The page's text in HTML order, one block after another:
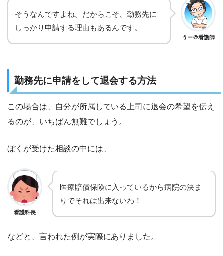
うー＠看護師
そうなんですよね。だからこそ、勤務先に
しっかり申請する理由もあるんです。
勤務先に申請をして退会する方法
この場合は、自分が所属している上司に退会の希望を伝え
るのが、いちばん無難でしょう。
ぼくが受けた相談の中には、
看護科長
医療賠償保険に入っているから病院の決ま
りでそれは出来ないわ！
などと、言われた例が実際にありました。